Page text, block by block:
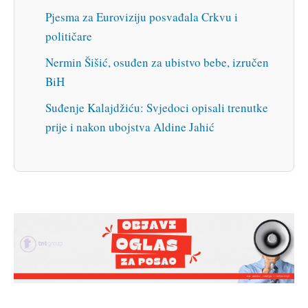
Pjesma za Euroviziju posvađala Crkvu i
političare
Nermin Šišić, osuđen za ubistvo bebe, izručen
BiH
Suđenje Kalajdžiću: Svjedoci opisali trenutke
prije i nakon ubojstva Aldine Jahić